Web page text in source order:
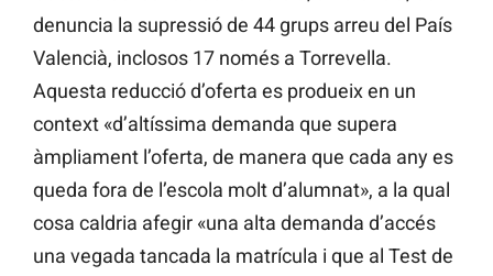
denuncia la supressió de 44 grups arreu del País
Valencià, inclosos 17 només a Torrevella.
Aquesta reducció d’oferta es produeix en un
context «d’altíssima demanda que supera
àmpliament l’oferta, de manera que cada any es
queda fora de l’escola molt d’alumnat», a la qual
cosa caldria afegir «una alta demanda d’accés
una vegada tancada la matrícula i que al Test de